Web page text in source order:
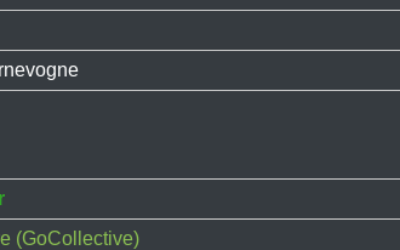
(GoCollective)